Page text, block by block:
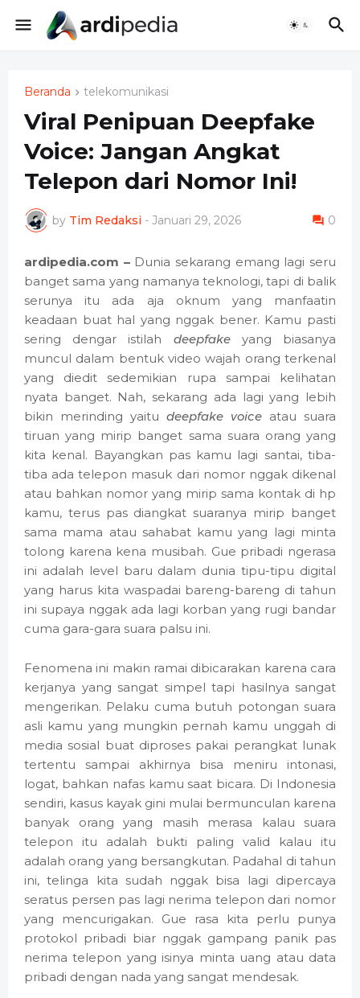
Beranda telekomunikasi
Viral Penipuan Deepfake
Voice: Jangan Angkat
Telepon dari Nomor Ini!
by Tim Redaksi - Januari 29, 2026 0
ardipedia.com –Dunia sekarang emang lagi seru
banget sama yang namanya teknologi, tapi di balik
serunya itu ada aja oknum yang manfaatin
keadaan buat hal yang nggak bener. Kamu pasti
sering dengar istilah deepfakeyang biasanya
muncul dalam bentuk video wajah orang terkenal
yang diedit sedemikian rupa sampai kelihatan
nyata banget. Nah, sekarang ada lagi yang lebih
bikin merinding yaitu deepfake voice atau suara
tiruan yang mirip banget sama suara orang yang
kita kenal. Bayangkan pas kamu lagi santai, tiba-
tiba ada telepon masuk dari nomor nggak dikenal
atau bahkan nomor yang mirip sama kontak di hp
kamu, terus pas diangkat suaranya mirip banget
sama mama atau sahabat kamu yang lagi minta
tolong karena kena musibah. Gue pribadi ngerasa
ini adalah level baru dalam dunia tipu-tipu digital
yang harus kita waspadai bareng-bareng di tahun
ini supaya nggak ada lagi korban yang rugi bandar
cuma gara-gara suara palsu ini.
Fenomena ini makin ramai dibicarakan karena cara
kerjanya yang sangat simpel tapi hasilnya sangat
mengerikan. Pelaku cuma butuh potongan suara
asli kamu yang mungkin pernah kamu unggah di
media sosial buat diproses pakai perangkat lunak
tertentu sampai akhirnya bisa meniru intonasi,
logat, bahkan nafas kamu saat bicara. Di Indonesia
sendiri, kasus kayak gini mulai bermunculan karena
banyak orang yang masih merasa kalau suara
telepon itu adalah bukti paling valid kalau itu
adalah orang yang bersangkutan. Padahal di tahun
ini, telinga kita sudah nggak bisa lagi dipercaya
seratus persen pas lagi nerima telepon dari nomor
yang mencurigakan. Gue rasa kita perlu punya
protokol pribadi biar nggak gampang panik pas
nerima telepon yang isinya minta uang atau data
pribadi dengan nada yang sangat mendesak.